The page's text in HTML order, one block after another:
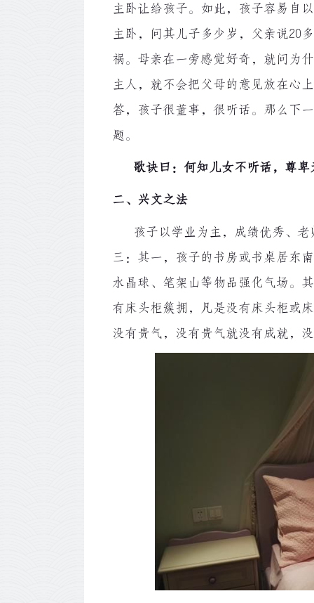
主卧让给孩子。如此，孩子容易自
主卧，问其儿子多少岁，父亲说20
祸。母亲在一旁感觉好奇，就问为
主人，就不会把父母的意见放在心
答，孩子很董事，很听话。那么下
题。
歌诀曰：何知儿女不听话，尊卑
二、兴文之法
孩子以学业为主，成绩优秀、老
三：其一，孩子的书房或书桌居东
水晶球、笔架山等物品强化气场。
有床头柜簇拥，凡是没有床头柜或
没有贵气，没有贵气就没有成就，